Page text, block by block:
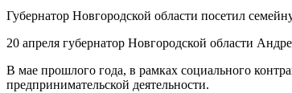
Губернатор Новгородской области посетил
20 апреля губернатор Новгородской области
В мае прошлого года, в рамках социального
предпринимательской деятельности.